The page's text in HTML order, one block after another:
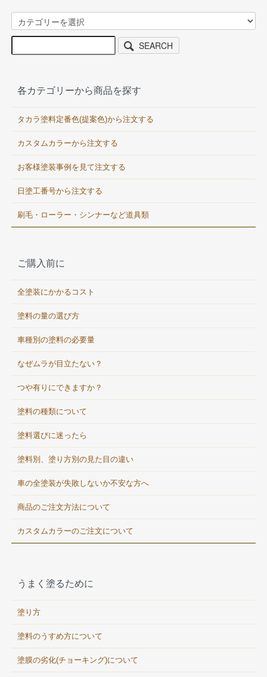
SEARCH
各カテゴリーから商品を探す
タカラ塗料定番色(提案色)から注文する
カスタムカラーから注文する
お客様塗装事例を見て注文する
日塗工番号から注文する
刷毛・ローラー・シンナーなど道具類
ご購入前に
全塗装にかかるコスト
塗料の量の選び方
車種別の塗料の必要量
なぜムラが目立たない？
つや有りにできますか？
塗料の種類について
塗料選びに迷ったら
塗料別、塗り方別の見た目の違い
車の全塗装が失敗しないか不安な方へ
商品のご注文方法について
カスタムカラーのご注文について
うまく塗るために
塗り方
塗料のうすめ方について
塗膜の劣化(チョーキング)について